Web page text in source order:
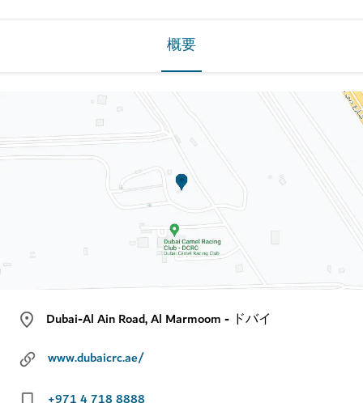
概要
Dubai-Al Ain Road, Al Marmoom - ドバイ
www.dubaicrc.ae/